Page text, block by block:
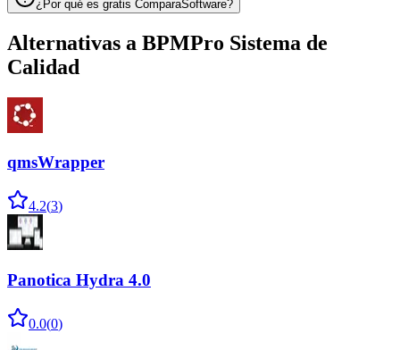
¿Por qué es gratis ComparaSoftware?
Alternativas a BPMPro Sistema de
Calidad
qmsWrapper
4.2(3)
Panotica Hydra 4.0
0.0(0)